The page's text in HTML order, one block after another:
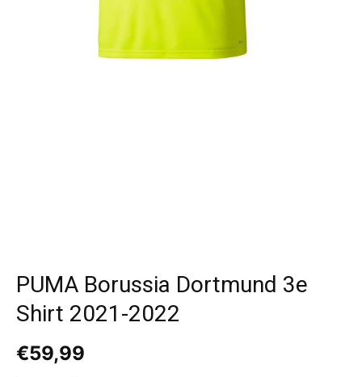
PUMA Borussia Dortmund 3e
Shirt 2021-2022
€59,99